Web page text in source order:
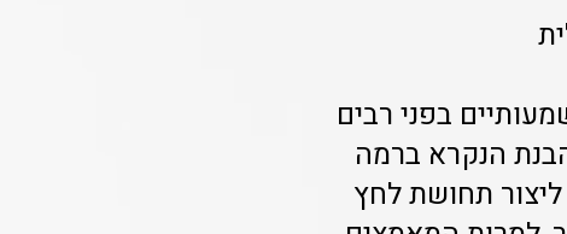
בפני רבים
הנקרא ברמה
ליצור תחושת לחץ